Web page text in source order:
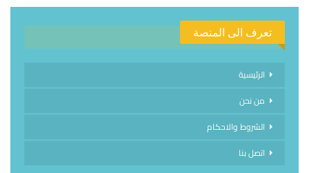
تعرف الى المنصة
الرئيسية
من نحن
الشروط والاحكام
اتصل بنا